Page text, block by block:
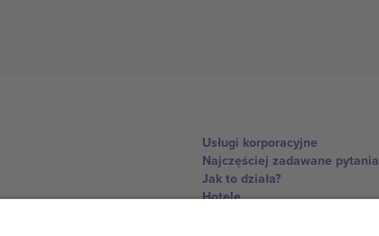
Usługi korporacyjne
Najczęściej zadawane pytania
Jak to działa?
Hotele